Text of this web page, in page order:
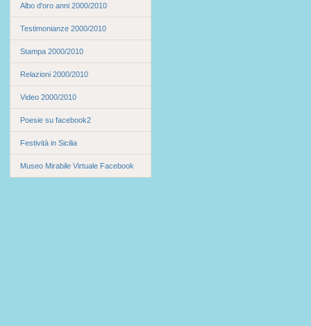
Albo d'oro anni 2000/2010
Testimonianze 2000/2010
Stampa 2000/2010
Relazioni 2000/2010
Video 2000/2010
Poesie su facebook2
Festività in Sicilia
Museo Mirabile Virtuale Facebook